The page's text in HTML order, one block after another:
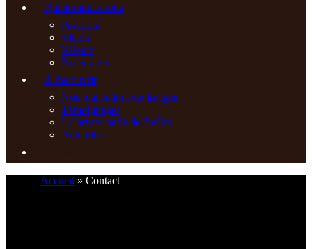
Qui sommes-nous
Parcours
Vision
Valeurs
Partenaires
À découvrir
Nos réalisations en images
Témoignages
La presse parle de BeBio
Actualités
Accueil » Contact